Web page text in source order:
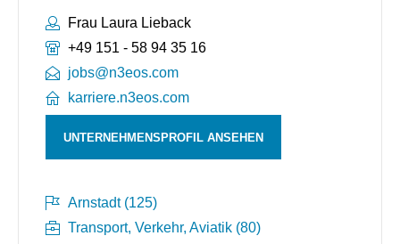
Ansprechpartner:
Frau Laura Lieback
Telefonnummer:
+49 151 - 58 94 35 16
jobs@n3eos.com
karriere.n3eos.com
UNTERNEHMENSPROFIL ANSEHEN
Arnstadt (125)
Transport, Verkehr, Aviatik (80)